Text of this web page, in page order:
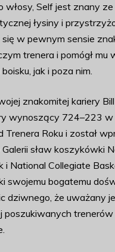
włosy, Self jest znany
łysiny i
w pewnym sensie
trenera i pomógł mu
jak i poza nim.
znakomitej kariery
wynoszący 724–223 w
Trenera Roku i został
sław koszykówki
i National Collegiate
swojemu bogatemu
dziwnego, że uważany
poszukiwanych trenerów